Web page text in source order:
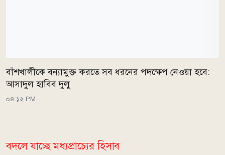
বাঁশখালীকে বন্যামুক্ত করতে সব ধরনের পদক্ষেপ নেওয়া হবে:
আসাদুল হাবিব দুলু
০৪:১২ PM
বদলে যাচ্ছে মধ্যপ্রাচ্যের হিসাব